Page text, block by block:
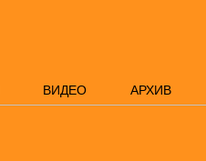
ВИДЕО АРХИВ